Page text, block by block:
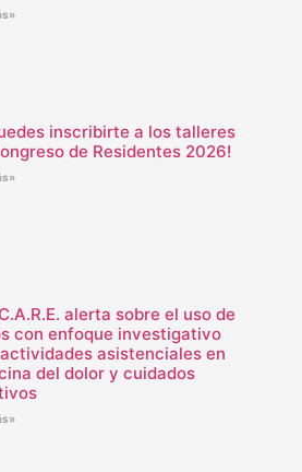
inscribirte a los talleres
de Residentes 2026!
alerta sobre el uso de
con enfoque investigativo
asistenciales en
del dolor y cuidados